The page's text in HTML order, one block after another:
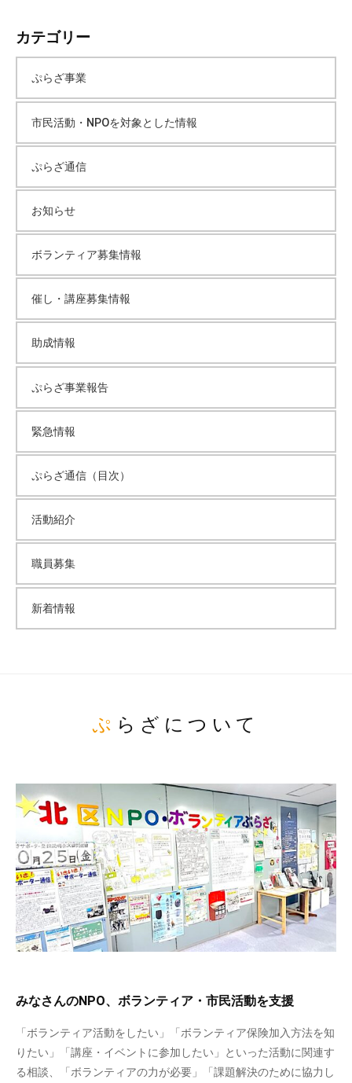
カ
イ
ブ
カテゴリー
ぷらざ事業
市民活動・NPOを対象とした情報
ぷらざ通信
お知らせ
ボランティア募集情報
催し・講座募集情報
助成情報
ぷらざ事業報告
緊急情報
ぷらざ通信（目次）
活動紹介
職員募集
新着情報
ぷらざについて
みなさんのNPO、ボランティア・市民活動を支援
「ボランティア活動をしたい」「ボランティア保険加入方法を知
りたい」「講座・イベントに参加したい」といった活動に関連す
る相談、「ボランティアの力が必要」「課題解決のために協力し